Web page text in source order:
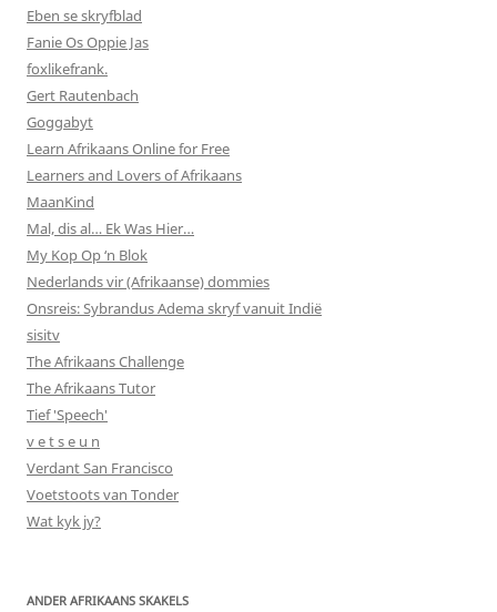
Eben se skryfblad
Fanie Os Oppie Jas
foxlikefrank.
Gert Rautenbach
Goggabyt
Learn Afrikaans Online for Free
Learners and Lovers of Afrikaans
MaanKind
Mal, dis al… Ek Was Hier…
My Kop Op ‘n Blok
Nederlands vir (Afrikaanse) dommies
Onsreis: Sybrandus Adema skryf vanuit Indië
sisitv
The Afrikaans Challenge
The Afrikaans Tutor
Tief 'Speech'
v e t s e u n
Verdant San Francisco
Voetstoots van Tonder
Wat kyk jy?
ANDER AFRIKAANS SKAKELS